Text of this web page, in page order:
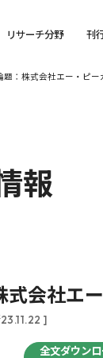
リサーチ分野 刊
題：株式会社エー・ピ
報
式会社エ
]
全文ダウン